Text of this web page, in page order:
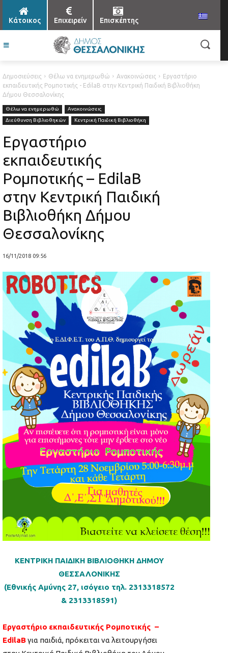
Κάτοικος Επιχειρείν Επισκέπτης
Δημοσιεύσεις Θέλω να ενημερωθώ Ανακοινώσεις
Εργαστήριo
εκπαιδευτικής Ρομποτικής - EdilaB στην Κεντρική Παιδική Βιβλιοθήκη
Δήμου Θεσσαλονίκης
Θέλω να ενημερωθώ
Ανακοινώσεις
Διεύθυνση Βιβλιοθηκών
Κεντρική Παιδική Βιβλιοθήκη
Εργαστήριo
εκπαιδευτικής
Ρομποτικής – EdilaB
στην Κεντρική Παιδική
Βιβλιοθήκη Δήμου
Θεσσαλονίκης
16/11/2018 09:56
ΚΕΝΤΡΙΚΗ ΠΑΙΔΙΚΗ ΒΙΒΛΙΟΘΗΚΗ ΔΗΜΟΥ
ΘΕΣΣΑΛΟΝΙΚΗΣ
(Εθνικής Αμύνης 27, ισόγειο τηλ. 2313318572
& 2313318591)
Εργαστήριo εκπαιδευτικής Ρομποτικής –
EdilaBγια παιδιά, πρόκειται να λειτουργήσει